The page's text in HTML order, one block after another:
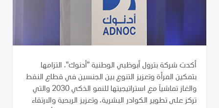
أكدت شركة بترول أبوظبي الوطنية "أدنوك"، التزامها
بتمكين المرأة وتعزيز التنوع بين الجنسين في قطاع النفط
والغاز تماشياَ مع استراتيجيتها للنمو الذكي 2030 والتي
تركز على تطوير الكوادر البشرية، وتعزيز الربحية والارتقاء